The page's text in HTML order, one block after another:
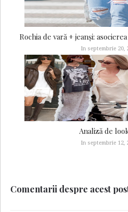
Rochia de vară + jeanși:
In septembrie 20,
Analiză de
In septembrie 12,
Comentarii despre acest